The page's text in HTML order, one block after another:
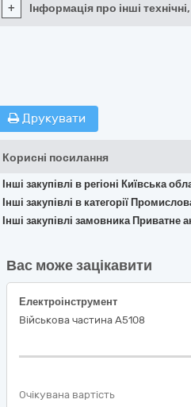
+ Інформація про інші
Друкувати
Корисні посилання
Інші закупівлі в регіоні Київська
Інші закупівлі в категорії
Інші закупівлі замовника Приватне
Вас може зацікавити
Електроінструмент
Військова частина А5108
Очікувана вартість